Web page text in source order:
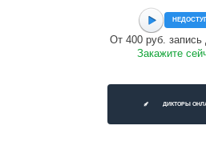
От 400 руб. запись
Закажите
ДИКТОРЫ